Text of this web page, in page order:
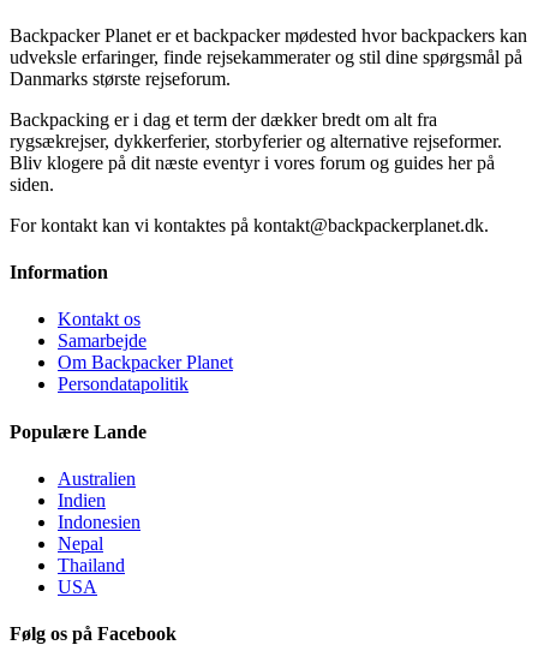
Backpacker Planet er et backpacker mødested hvor backpackers kan
udveksle erfaringer, finde rejsekammerater og stil dine spørgsmål på
Danmarks største rejseforum.
Backpacking er i dag et term der dækker bredt om alt fra
rygsækrejser, dykkerferier, storbyferier og alternative rejseformer.
Bliv klogere på dit næste eventyr i vores forum og guides her på
siden.
For kontakt kan vi kontaktes på kontakt@backpackerplanet.dk.
Information
Kontakt os
Samarbejde
Om Backpacker Planet
Persondatapolitik
Populære Lande
Australien
Indien
Indonesien
Nepal
Thailand
USA
Følg os på Facebook